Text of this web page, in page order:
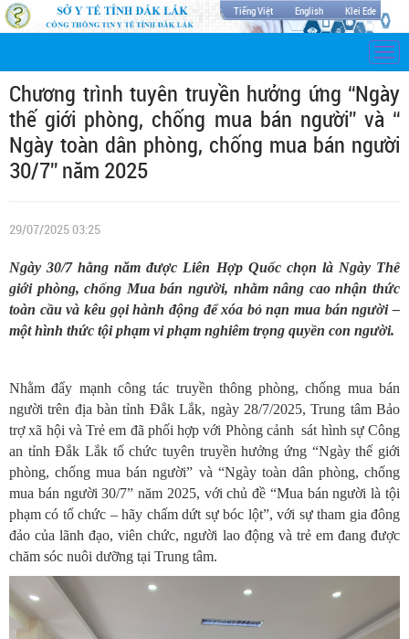
Tiếng Việt English Klei Ede
Chương trình tuyên truyền hưởng ứng “Ngày
thế giới phòng, chống mua bán người” và “
Ngày toàn dân phòng, chống mua bán người
30/7” năm 2025
29/07/2025 03:25
Ngày 30/7 hằng năm được Liên Hợp Quốc chọn là Ngày Thế
giới phòng, chống Mua bán người, nhằm nâng cao nhận thức
toàn cầu và kêu gọi hành động để xóa bỏ nạn mua bán người –
một hình thức tội phạm vi phạm nghiêm trọng quyền con người.
Nhằm đẩy mạnh công tác truyền thông phòng, chống mua bán
người trên địa bàn tỉnh Đắk Lắk, ngày 28/7/2025, Trung tâm Bảo
trợ xã hội và Trẻ em đã phối hợp với Phòng cảnh sát hình sự Công
an tỉnh Đắk Lắk tổ chức tuyên truyền hưởng ứng “Ngày thế giới
phòng, chống mua bán người” và “Ngày toàn dân phòng, chống
mua bán người 30/7” năm 2025, với chủ đề “Mua bán người là tội
phạm có tổ chức – hãy chấm dứt sự bóc lột”, với sự tham gia đông
đảo của lãnh đạo, viên chức, người lao động và trẻ em đang được
chăm sóc nuôi dưỡng tại Trung tâm.